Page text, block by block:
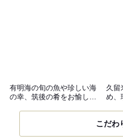
有明海の旬の魚や珍しい海
の幸、筑後の肴をお愉しみ
久留
め、
こだわ